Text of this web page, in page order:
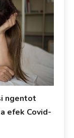
ngentot
efek Covid-